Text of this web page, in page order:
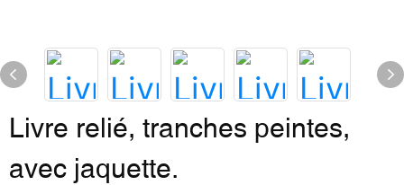
Livre relié, tranches peintes,
avec jaquette.